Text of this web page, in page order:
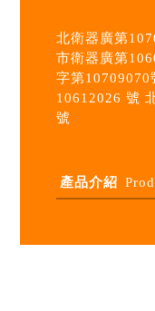
北衛器廣第
市衛器廣第
字第10709070
10612026 號
號
產品介紹